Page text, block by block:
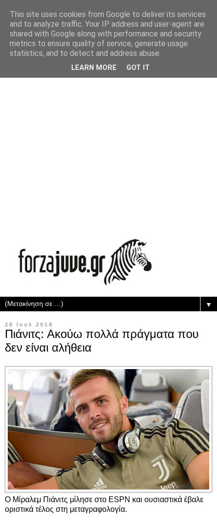
▼
28 Ιουλ 2018
Πιάνιτς: Ακούω πολλά πράγματα που
δεν είναι αλήθεια
Ο Μίραλεμ Πιάνιτς μίλησε στο ESPN και ουσιαστικά έβαλε
οριστικά τέλος στη μεταγραφολογία.
This site uses cookies from Google to deliver its services
and to analyze traffic. Your IP address and user-agent are
shared with Google along with performance and security
metrics to ensure quality of service, generate usage
statistics, and to detect and address abuse.
LEARN MORE GOT IT